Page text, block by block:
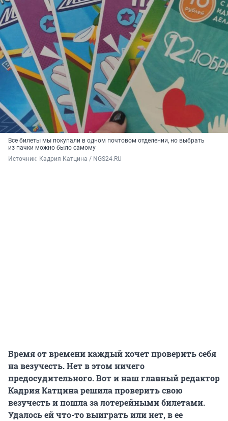
Все билеты мы покупали в одном почтовом отделении, но выбрать
из пачки можно было самому
Источник: Кадрия Катцина / NGS24.RU
Время от времени каждый хочет проверить себя
на везучесть. Нет в этом ничего
предосудительного. Вот и наш главный редактор
Кадрия Катцина решила проверить свою
везучесть и пошла за лотерейными билетами.
Удалось ей что-то выиграть или нет, в ее